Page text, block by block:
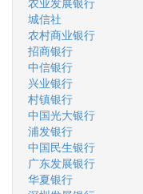
城信社
农村商业银行
招商银行
中信银行
兴业银行
村镇银行
中国光大银行
浦发银行
中国民生银行
广东发展银行
华夏银行